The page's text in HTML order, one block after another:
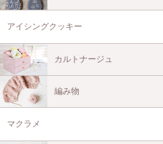
アイシングクッキー
カルトナージュ
編み物
マクラメ